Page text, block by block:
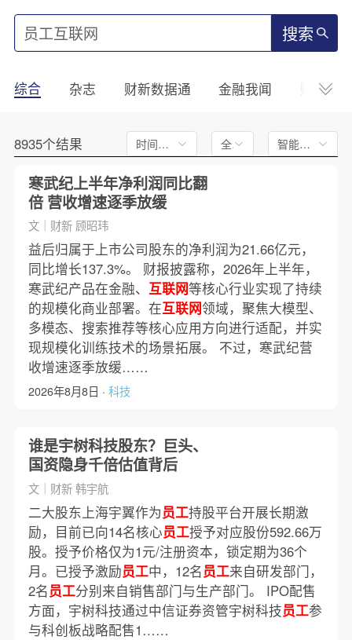
搜索
综合 杂志 财新数据通 金融我闻 财新
8935个结果 时间不限 全文 智能排序
寒武纪上半年净利润同比翻
倍 营收增速逐季放缓
文｜财新 顾昭玮
益后归属于上市公司股东的净利润为21.66亿元，
同比增长137.3%。 财报披露称，2026年上半年，
寒武纪产品在金融、 互联网等核心行业实现了持续
的规模化商业部署。在互联网领域，聚焦大模型、
多模态、搜索推荐等核心应用方向进行适配，并实
现规模化训练技术的场景拓展。 不过，寒武纪营
收增速逐季放缓……
2026年8月8日 · 科技
谁是宇树科技股东？巨头、
国资隐身千倍估值背后
文｜财新 韩宇航
二大股东上海宇翼作为员工持股平台开展长期激
励，目前已向14名核心员工授予对应股份592.66万
股。授予价格仅为1元/注册资本，锁定期为36个
月。已授予激励员工中，12名员工来自研发部门，
2名员工分别来自销售部门与生产部门。 IPO配售
方面，宇树科技通过中信证券资管宇树科技员工参
与科创板战略配售1……